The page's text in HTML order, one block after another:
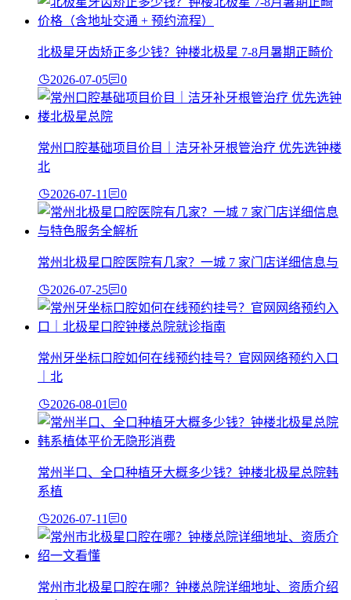
北极星牙齿矫正多少钱？钟楼北极星 7-8月暑期正畸价
2026-07-05 0
常州口腔基础项目价目｜洁牙补牙根管治疗 优先选钟楼
北
2026-07-11 0
常州北极星口腔医院有几家？一城 7 家门店详细信息与
2026-07-25 0
常州牙坐标口腔如何在线预约挂号？官网网络预约入口
｜北
2026-08-01 0
常州半口、全口种植牙大概多少钱？钟楼北极星总院韩
系植
2026-07-11 0
常州市北极星口腔在哪？钟楼总院详细地址、资质介绍